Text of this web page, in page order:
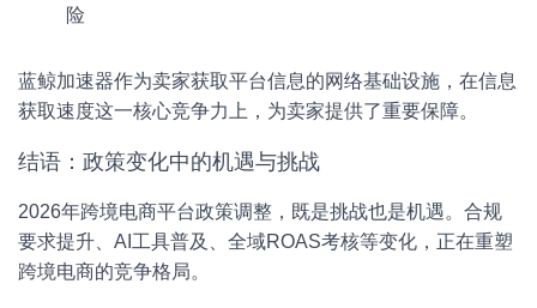
险
蓝鲸加速器作为卖家获取平台信息的网络基础设施，在信息
获取速度这一核心竞争力上，为卖家提供了重要保障。
结语：政策变化中的机遇与挑战
2026年跨境电商平台政策调整，既是挑战也是机遇。合规
要求提升、AI工具普及、全域ROAS考核等变化，正在重塑
跨境电商的竞争格局。